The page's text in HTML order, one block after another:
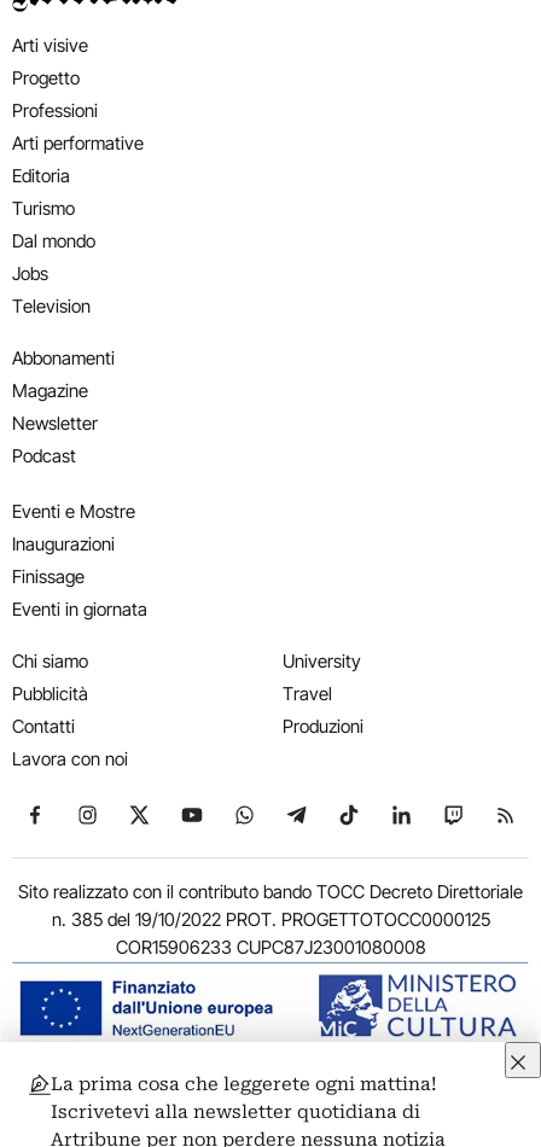
Arti visive
Progetto
Professioni
Arti performative
Editoria
Turismo
Dal mondo
Jobs
Television
Abbonamenti
Magazine
Newsletter
Podcast
Eventi e Mostre
Inaugurazioni
Finissage
Eventi in giornata
Chi siamo
Pubblicità
Contatti
Lavora con noi
University
Travel
Produzioni
Seguici su Facebook
Seguici su Instagram
Seguici su X
Seguici su YouTube
Seguici su WhatsApp
Seguici su Telegram
Seguici su TikTok
Seguici su
Seguici
Sito realizzato con il contributo bando TOCC Decreto Direttoriale
n. 385 del 19/10/2022 PROT. PROGETTOTOCC0000125
COR15906233 CUPC87J23001080008
© 2011-2026 ARTRIBUNE srl – Corso Vittorio Emanuele II, 287 –
00186 Roma - P.I. 11381581005
La prima cosa che leggerete ogni mattina!
Iscrivetevi alla newsletter quotidiana di
Artribune per non perdere nessuna notizia